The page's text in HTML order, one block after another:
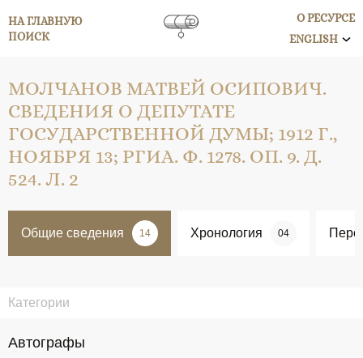
НА ГЛАВНУЮ
ПОИСК
О РЕСУРСЕ
ENGLISH
МОЛЧАНОВ МАТВЕЙ ОСИПОВИЧ.
СВЕДЕНИЯ О ДЕПУТАТЕ
ГОСУДАРСТВЕННОЙ ДУМЫ; 1912 Г.,
НОЯБРЯ 13; РГИА. Ф. 1278. ОП. 9. Д.
524. Л. 2
Общие сведения 14 Хронология 04
Категории
Автографы